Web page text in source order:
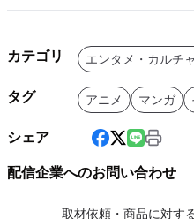
カテゴリ エンタメ・カルチ
タグ アニメ マンガ
シェア
配信企業へのお問い合わせ
取材依頼・商品に対す